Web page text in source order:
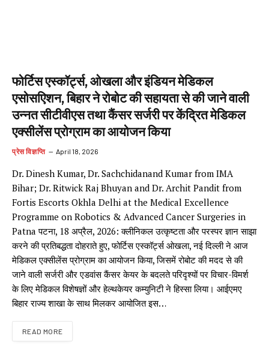
फोर्टिस एस्कॉर्ट्स, ओखला और इंडियन मेडिकल
एसोसएिशन, बिहार ने रोबोट की सहायता से की जाने वाली
उन्नत सीटीवीएस तथा कैंसर सर्जरी पर केंद्रित मेडिकल
एक्सीलेंस प्रोग्राम का आयोजन किया
प्रेस विज्ञप्ति April 18, 2026
Dr. Dinesh Kumar, Dr. Sachchidanand Kumar from IMA
Bihar; Dr. Ritwick Raj Bhuyan and Dr. Archit Pandit from
Fortis Escorts Okhla Delhi at the Medical Excellence
Programme on Robotics & Advanced Cancer Surgeries in
Patna पटना, 18 अप्रैल, 2026: क्लीनिकल उत्कृष्टता और परस्पर ज्ञान साझा
करने की प्रतिबद्धता दोहराते हुए, फोर्टिस एस्कॉर्ट्स ओखला, नई दिल्ली ने आज
मेडिकल एक्सीलेंस प्रोग्राम का आयोजन किया, जिसमें रोबोट की मदद से की
जाने वाली सर्जरी और एडवांस कैंसर केयर के बदलते परिदृश्यों पर विचार-विमर्श
के लिए मेडिकल विशेषज्ञों और हेल्थकेयर कम्युनिटी ने हिस्सा लिया। आईएमए
बिहार राज्य शाखा के साथ मिलकर आयोजित इस…
READ MORE